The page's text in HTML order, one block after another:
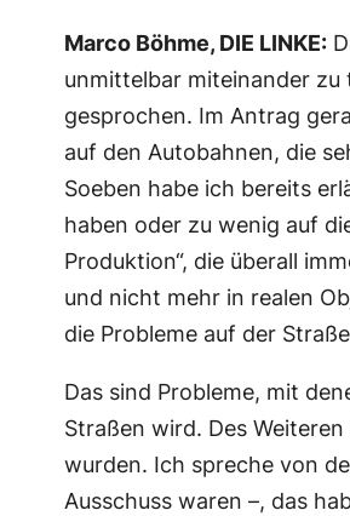
Marco Böhme, DIE LINKE:
unmittelbar miteinander zu
gesprochen. Im Antrag
auf den Autobahnen, die
Soeben habe ich bereits
haben oder zu wenig auf
Produktion“, die überall
und nicht mehr in realen
die Probleme auf der
Das sind Probleme, mit
Straßen wird. Des
wurden. Ich spreche von
Ausschuss waren –, das